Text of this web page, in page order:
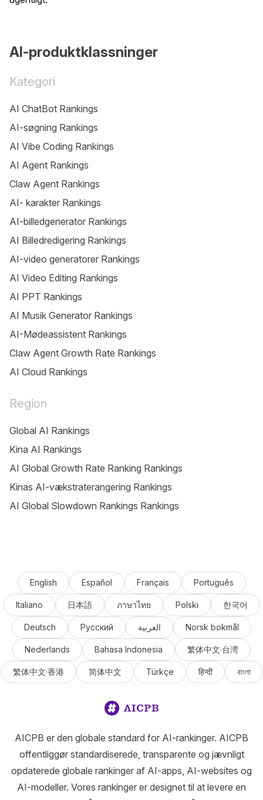
AI-produktklassninger
Kategori
AI ChatBot Rankings
AI-søgning Rankings
AI Vibe Coding Rankings
AI Agent Rankings
Claw Agent Rankings
AI- karakter Rankings
AI-billedgenerator Rankings
AI Billedredigering Rankings
AI-video generatorer Rankings
AI Video Editing Rankings
AI PPT Rankings
AI Musik Generator Rankings
AI-Mødeassistent Rankings
Claw Agent Growth Rate Rankings
AI Cloud Rankings
Region
Global AI Rankings
Kina AI Rankings
AI Global Growth Rate Ranking Rankings
Kinas AI-vækstraterangering Rankings
AI Global Slowdown Rankings Rankings
English Español Français Português
Italiano 日本語 ภาษาไทย Polski 한국어
Deutsch Русский العربية Norsk bokmål
Nederlands Bahasa Indonesia 繁体中文·台湾
繁体中文·香港 简体中文 Türkçe हिन्दी বাংলা
AICPB er den globale standard for AI-rankinger. AICPB
offentliggør standardiserede, transparente og jævnligt
opdaterede globale rankinger af AI-apps, AI-websites og
AI-modeller. Vores rankinger er designet til at levere en